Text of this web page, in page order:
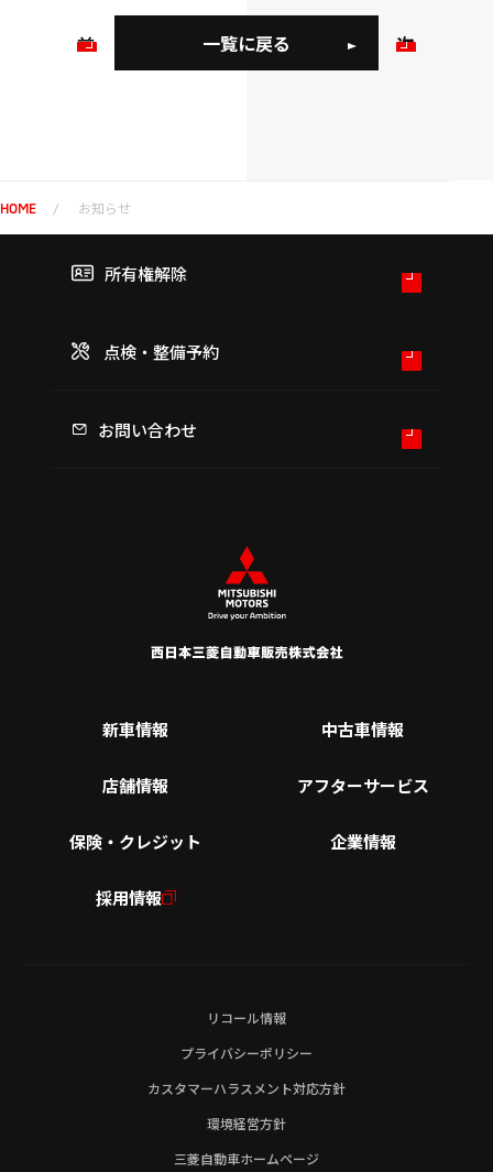
前
一覧に戻る
次
HOME お知らせ
所有権解除
点検・整備予約
お問い合わせ
新車情報 中古車情報
店舗情報 アフターサービス
保険・クレジット 企業情報
採用情報
リコール情報
プライバシーポリシー
カスタマーハラスメント対応方針
環境経営方針
三菱自動車ホームページ